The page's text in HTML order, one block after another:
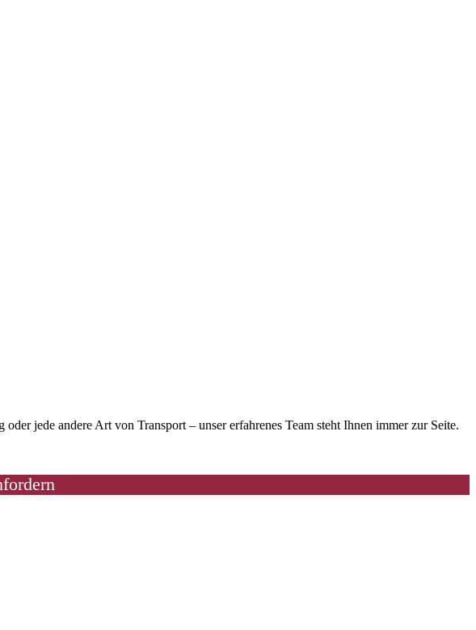
jede andere Art von Transport – unser erfahrenes Team steht Ihnen immer zur Seite.